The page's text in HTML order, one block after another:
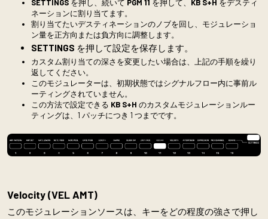
SETTINGS を押し、続いて PGM 11 を押して、 KB S+H をデスティ
ネーションに割り当てます。
割り当てたいデスティネーションのノブを回し、モジュレーショ
ン量を正方向または負方向に調整します。
SETTINGS を押して設定を保存します。
カスタム割り当ての深さを変更したい場合は、上記の手順を繰り
返してください。
このモジュレーターは、初期状態ではシグナルフロー内に事前ル
ーティングされていません。
この方法で設定できる KB S+H のカスタムモジュレーションルー
ティングは、1 パッチにつき 1 つまでです。
Velocity(VEL AMT)
このモジュレーションソースは、キーをどの程度の強さで押し